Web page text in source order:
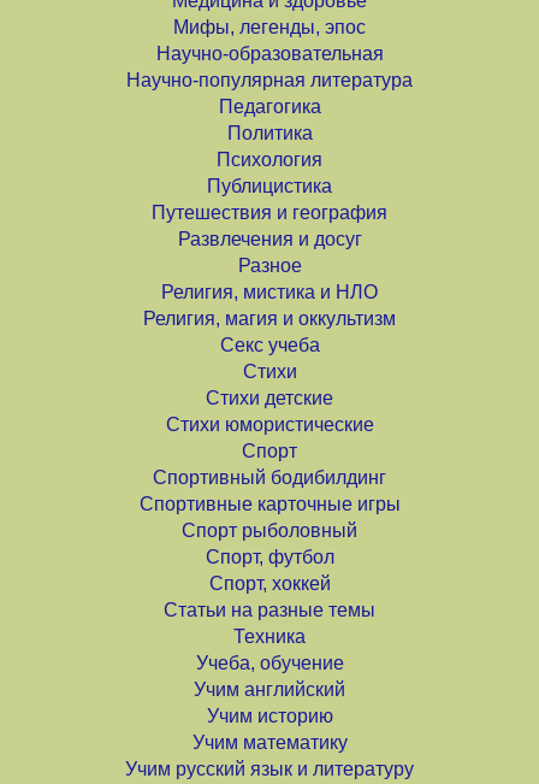
Мифы, легенды, эпос
Научно-образовательная
Научно-популярная литература
Педагогика
Политика
Психология
Публицистика
Путешествия и география
Развлечения и досуг
Разное
Религия, мистика и НЛО
Религия, магия и оккультизм
Секс учеба
Стихи
Стихи детские
Стихи юмористические
Спорт
Спортивный бодибилдинг
Спортивные карточные игры
Спорт рыболовный
Спорт, футбол
Спорт, хоккей
Статьи на разные темы
Техника
Учеба, обучение
Учим английский
Учим историю
Учим математику
Учим русский язык и литературу